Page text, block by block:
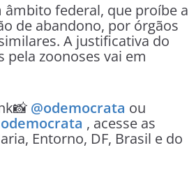
âmbito federal, que proíbe a
de abandono, por órgãos
A justificativa do
zoonoses vai em
@odemocrata ou
, acesse as
Entorno, DF, Brasil e do